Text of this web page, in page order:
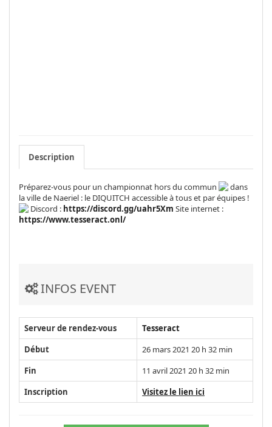
Description
Préparez-vous pour un championnat hors du commun
dans
la ville de Naeriel : le DIQUITCH accessible à tous et par équipes !
Discord : https://discord.gg/uahr5Xm Site internet :
https://www.tesseract.onl/
INFOS EVENT
Serveur de rendez-vous
Tesseract
Début
26 mars 2021 20 h 32 min
Fin
11 avril 2021 20 h 32 min
Inscription
Visitez le lien ici